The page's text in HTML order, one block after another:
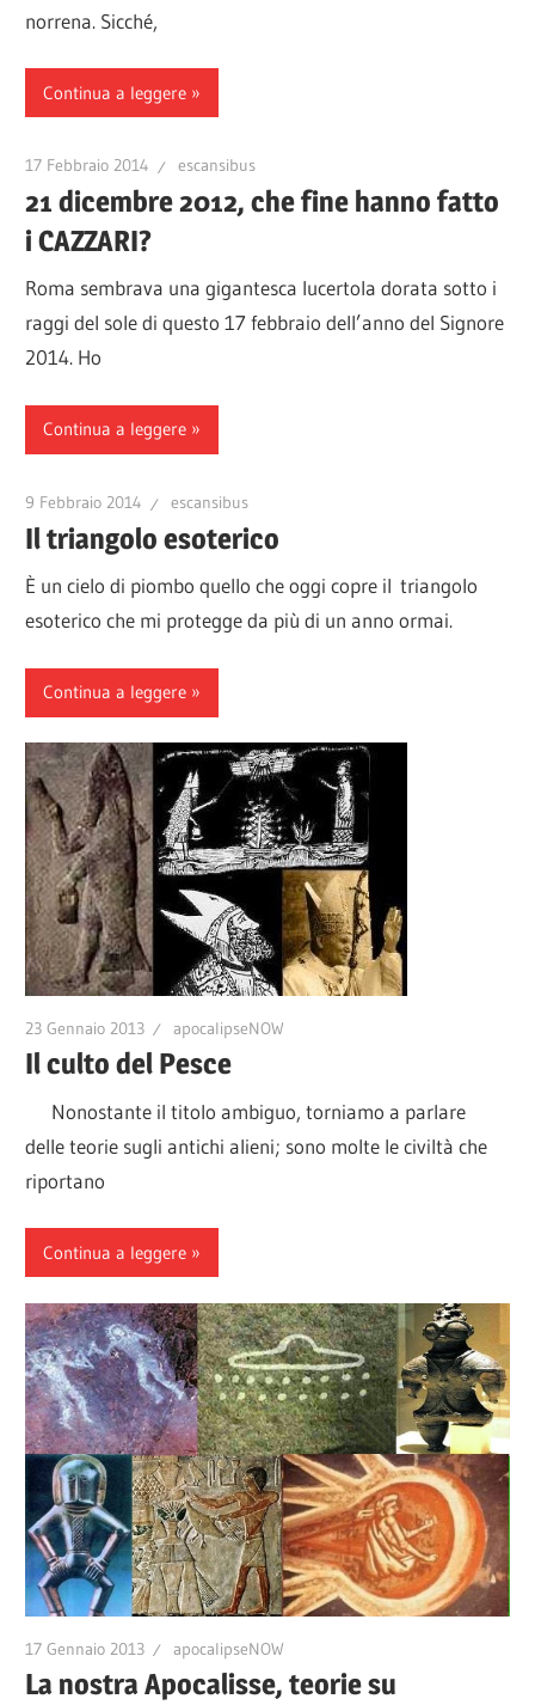
norrena. Sicché,
Continua a leggere
17 Febbraio 2014 escansibus
21 dicembre 2012, che fine hanno fatto
i CAZZARI?
Roma sembrava una gigantesca lucertola dorata sotto i
raggi del sole di questo 17 febbraio dell’anno del Signore
2014. Ho
Continua a leggere
9 Febbraio 2014 escansibus
Il triangolo esoterico
È un cielo di piombo quello che oggi copre il triangolo
esoterico che mi protegge da più di un anno ormai.
Continua a leggere
23 Gennaio 2013 apocalipseNOW
Il culto del Pesce
Nonostante il titolo ambiguo, torniamo a parlare
delle teorie sugli antichi alieni; sono molte le civiltà che
riportano
Continua a leggere
17 Gennaio 2013 apocalipseNOW
La nostra Apocalisse, teorie su